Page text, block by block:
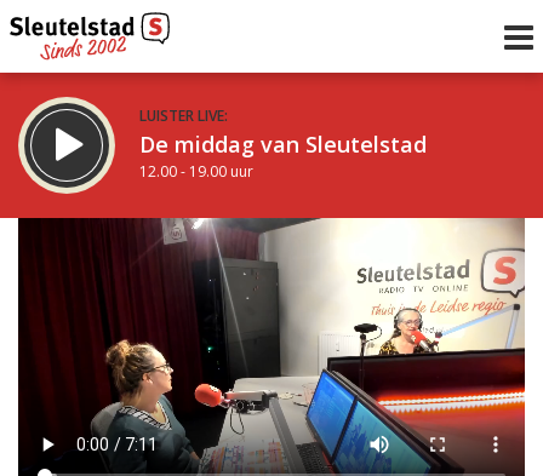
LUISTER LIVE:
De middag van Sleutelstad
12.00 - 19.00 uur
De avond van Sleutelstad
19.00 - 22.00 uur
uur 1 van 0 Volgend uur